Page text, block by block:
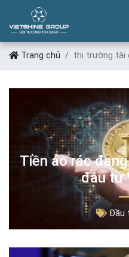
THỊ
Trang chủ thị trường tài
Tiền ảo rác
đầu tư
Đầu